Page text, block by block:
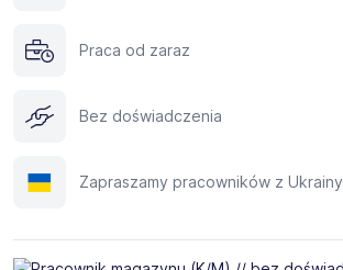
Praca od zaraz
Bez doświadczenia
Zapraszamy pracowników z Ukrainy